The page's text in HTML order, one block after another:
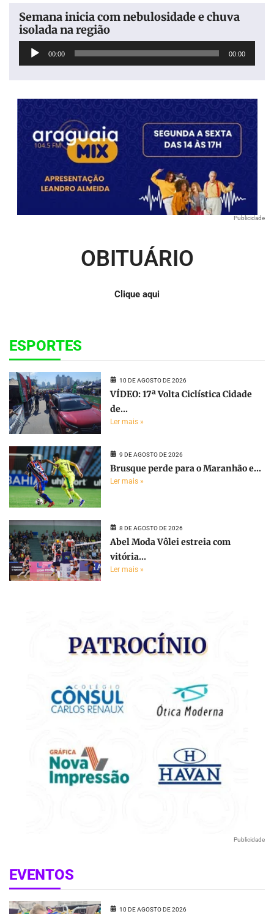
Semana inicia com nebulosidade e chuva
isolada na região
Tocador
00:00 00:00
Publicidade
OBITUÁRIO
Clique aqui
ESPORTES
10 DE AGOSTO DE 2026
VÍDEO: 17ª Volta Ciclística Cidade
de...
Ler mais »
9 DE AGOSTO DE 2026
Brusque perde para o Maranhão e...
Ler mais »
8 DE AGOSTO DE 2026
Abel Moda Vôlei estreia com
vitória...
Ler mais »
Publicidade
EVENTOS
10 DE AGOSTO DE 2026